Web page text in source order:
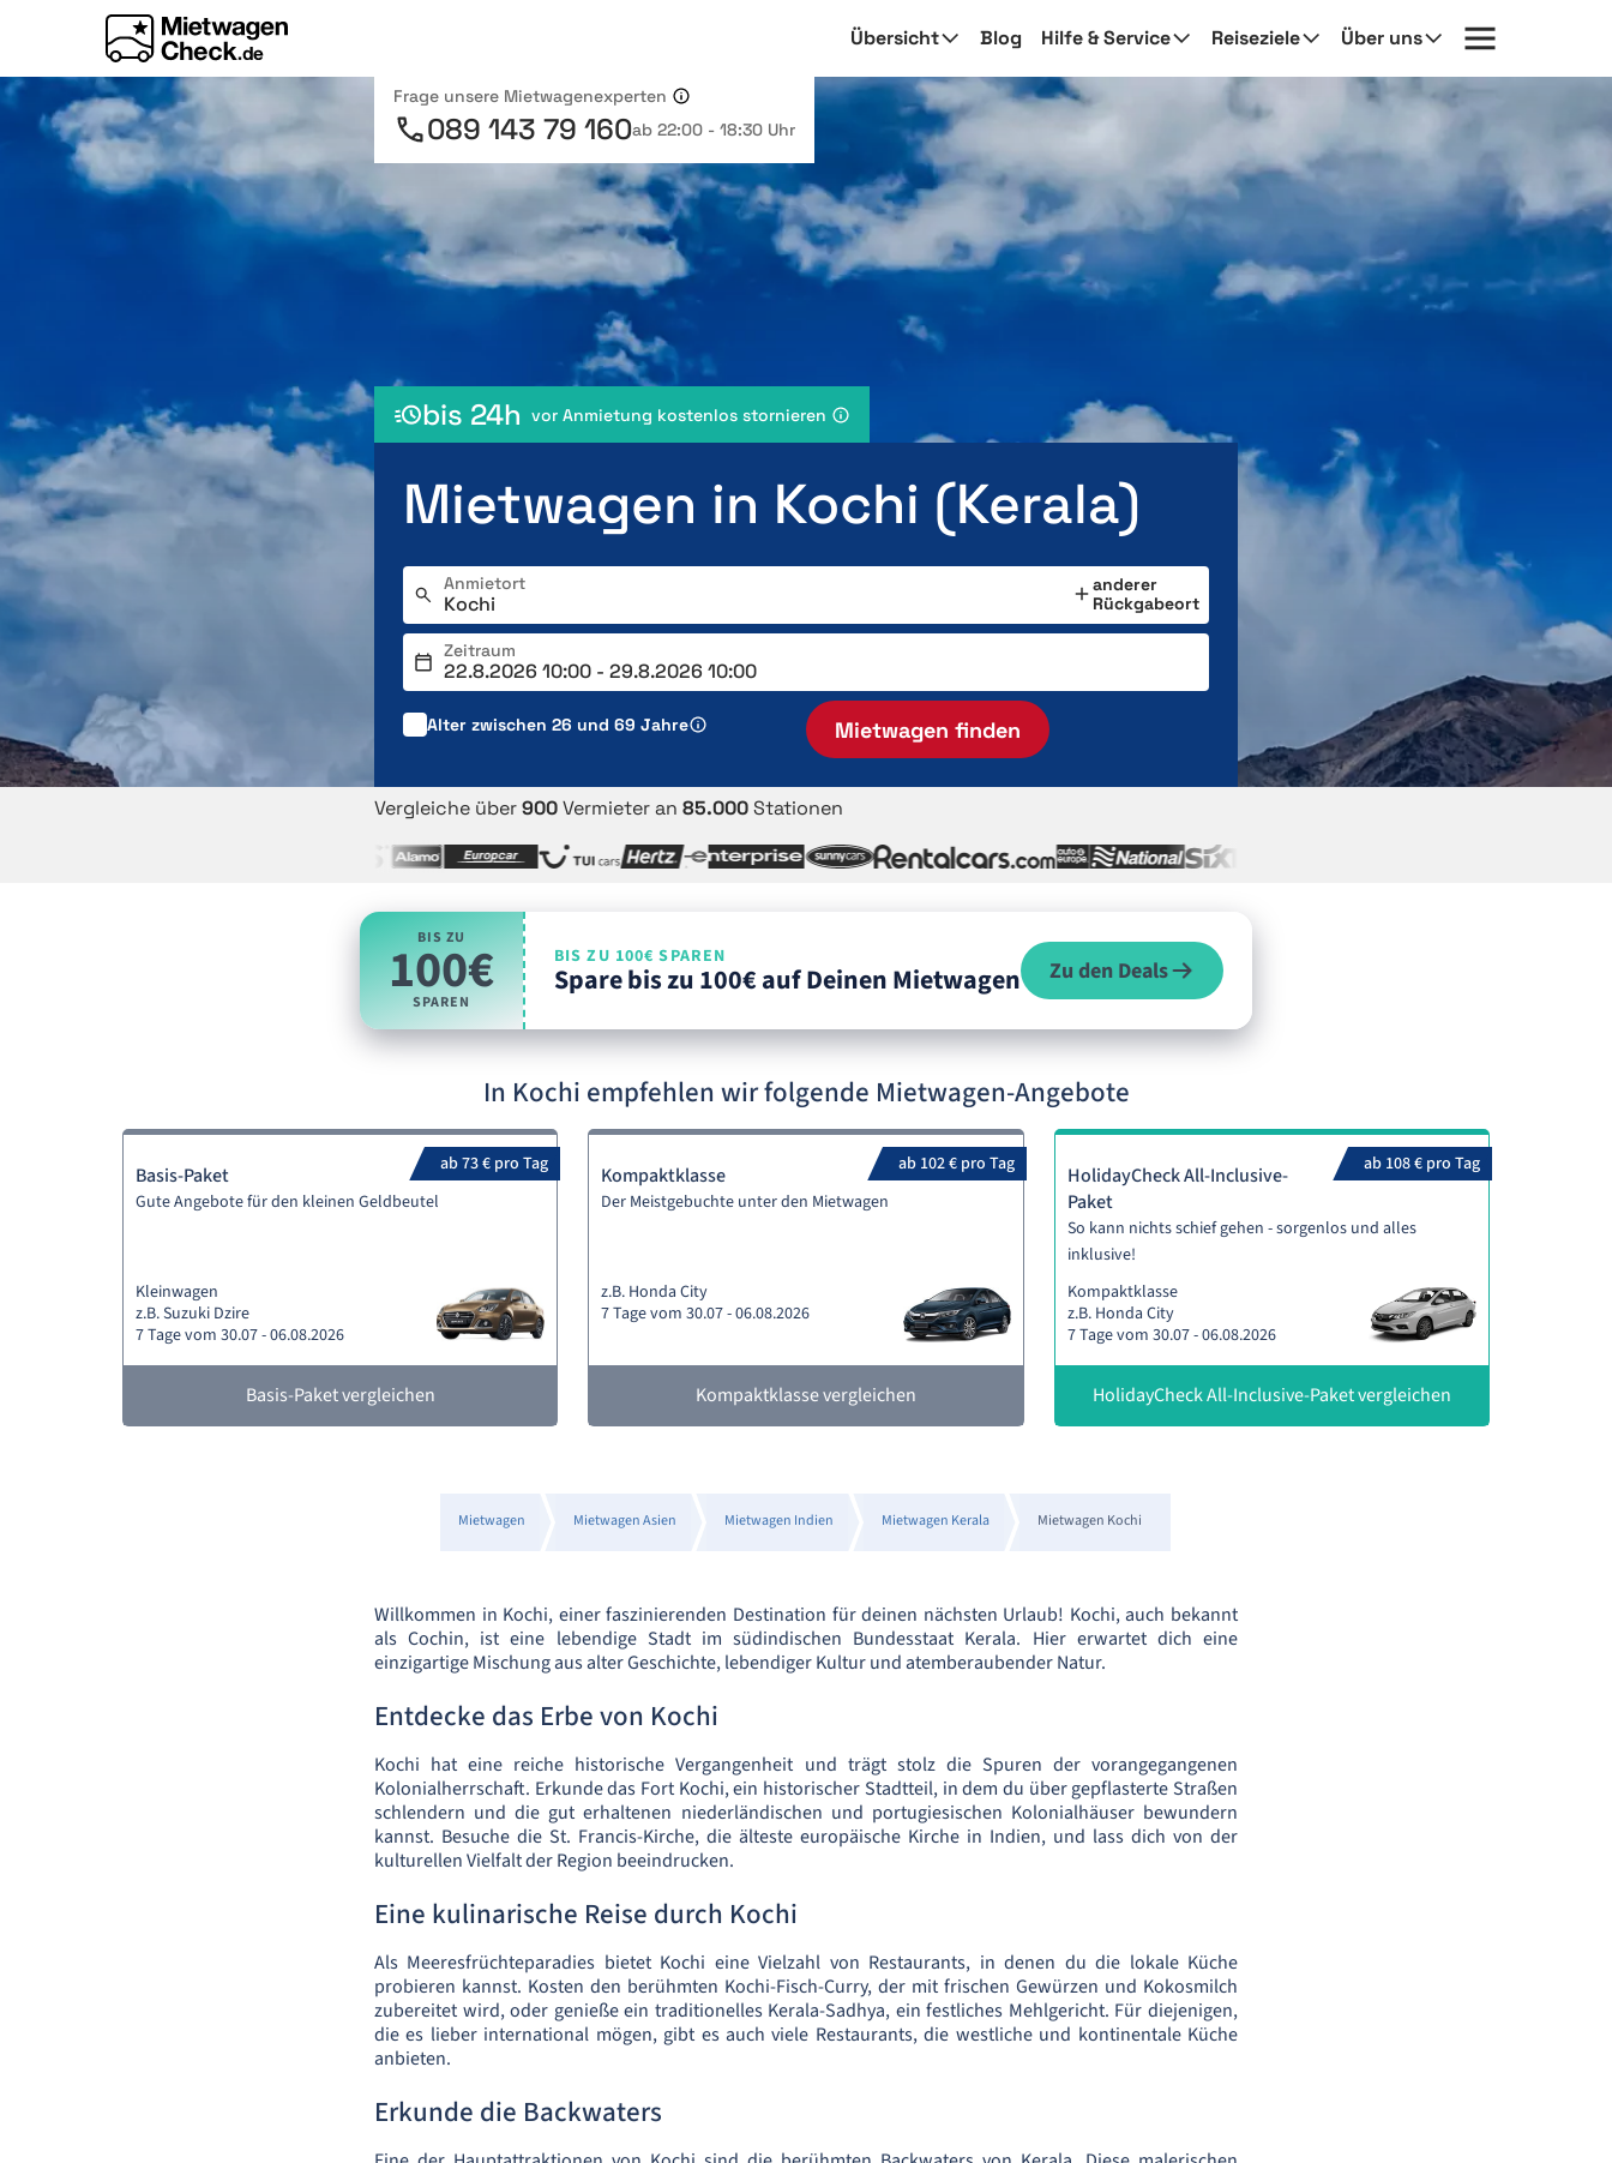
Übersicht Blog Hilfe & Service Reiseziele Über uns
Frage unsere Mietwagenexperten
089 143 79 160ab 22:00 - 18:30 Uhr
bis 24h vor Anmietung kostenlos stornieren
Mietwagen in Kochi (Kerala)
Anmietort
anderer
Rückgabeort
Zeitraum
Alter zwischen 26 und 69 Jahre Mietwagen finden
Vergleiche über900Vermieter an 85.000Stationen
BIS ZU
100€
SPAREN
BIS ZU 100€ SPAREN
Spare bis zu 100€ auf Deinen Mietwagen Zu den Deals
In Kochi empfehlen wir folgende Mietwagen-Angebote
ab 73 € pro Tag
Basis-Paket
Gute Angebote für den kleinen Geldbeutel
Kleinwagen
z.B. Suzuki Dzire
7 Tage vom 30.07 - 06.08.2026
Basis-Paket vergleichen
ab 102 € pro Tag
Kompaktklasse
Der Meistgebuchte unter den Mietwagen
z.B. Honda City
7 Tage vom 30.07 - 06.08.2026
Kompaktklasse vergleichen
ab 108 € pro Tag
HolidayCheck All-Inclusive-
Paket
So kann nichts schief gehen - sorgenlos und alles
inklusive!
Kompaktklasse
z.B. Honda City
7 Tage vom 30.07 - 06.08.2026
HolidayCheck All-Inclusive-Paket vergleichen
Mietwagen Mietwagen Asien Mietwagen Indien Mietwagen Kerala Mietwagen Kochi
Willkommen in Kochi, einer faszinierenden Destination für deinen nächsten Urlaub! Kochi, auch bekannt
als Cochin, ist eine lebendige Stadt im südindischen Bundesstaat Kerala. Hier erwartet dich eine
einzigartige Mischung aus alter Geschichte, lebendiger Kultur und atemberaubender Natur.
Entdecke das Erbe von Kochi
Kochi hat eine reiche historische Vergangenheit und trägt stolz die Spuren der vorangegangenen
Kolonialherrschaft. Erkunde das Fort Kochi, ein historischer Stadtteil, in dem du über gepflasterte Straßen
schlendern und die gut erhaltenen niederländischen und portugiesischen Kolonialhäuser bewundern
kannst. Besuche die St. Francis-Kirche, die älteste europäische Kirche in Indien, und lass dich von der
kulturellen Vielfalt der Region beeindrucken.
Eine kulinarische Reise durch Kochi
Als Meeresfrüchteparadies bietet Kochi eine Vielzahl von Restaurants, in denen du die lokale Küche
probieren kannst. Kosten den berühmten Kochi-Fisch-Curry, der mit frischen Gewürzen und Kokosmilch
zubereitet wird, oder genieße ein traditionelles Kerala-Sadhya, ein festliches Mehlgericht. Für diejenigen,
die es lieber international mögen, gibt es auch viele Restaurants, die westliche und kontinentale Küche
anbieten.
Erkunde die Backwaters